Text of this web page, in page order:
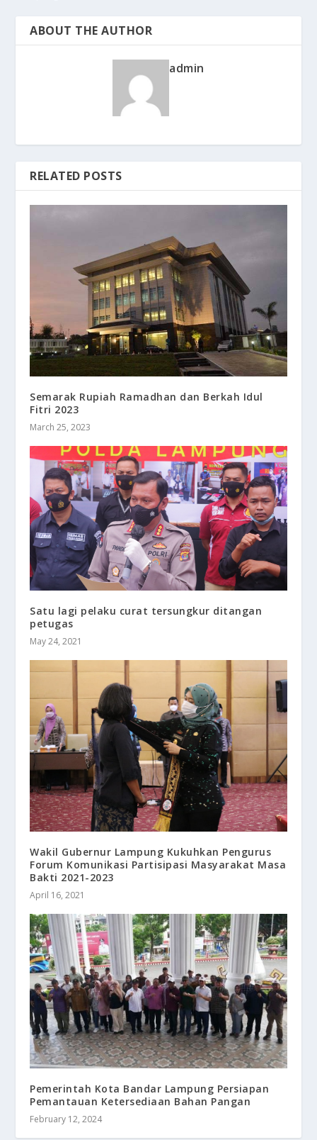
ABOUT THE AUTHOR
admin
RELATED POSTS
Semarak Rupiah Ramadhan dan Berkah Idul
Fitri 2023
March 25, 2023
Satu lagi pelaku curat tersungkur ditangan
petugas
May 24, 2021
Wakil Gubernur Lampung Kukuhkan Pengurus
Forum Komunikasi Partisipasi Masyarakat Masa
Bakti 2021-2023
April 16, 2021
Pemerintah Kota Bandar Lampung Persiapan
Pemantauan Ketersediaan Bahan Pangan
February 12, 2024